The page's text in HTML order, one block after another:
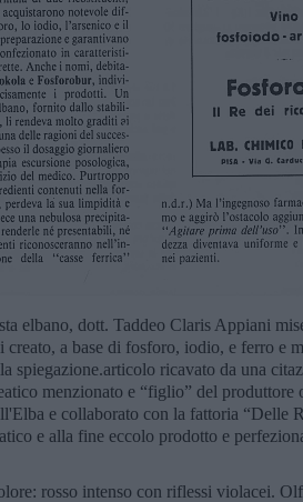
elbano, dott. Taddeo Claris Appiani
creato, a base di fosforo, iodio, e ferro e
spiegazione.articolo ricavato da una
menzionato e “figlio” del
e collaborato con la fattoria “Delle
e alla fine eccolo prodotto e
rosso intenso con riflessi violacei.